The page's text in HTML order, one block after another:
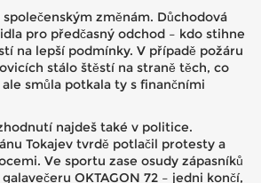
změnám. Důchodová
pro předčasný odchod – kdo stihne
na lepší podmínky. V případě požáru
stálo štěstí na straně těch, co
smůla potkala ty s finančními
najdeš také v politice.
Tokajev tvrdě potlačil protesty a
Ve sportu zase osudy zápasníků
OKTAGON 72 – jedni končí,